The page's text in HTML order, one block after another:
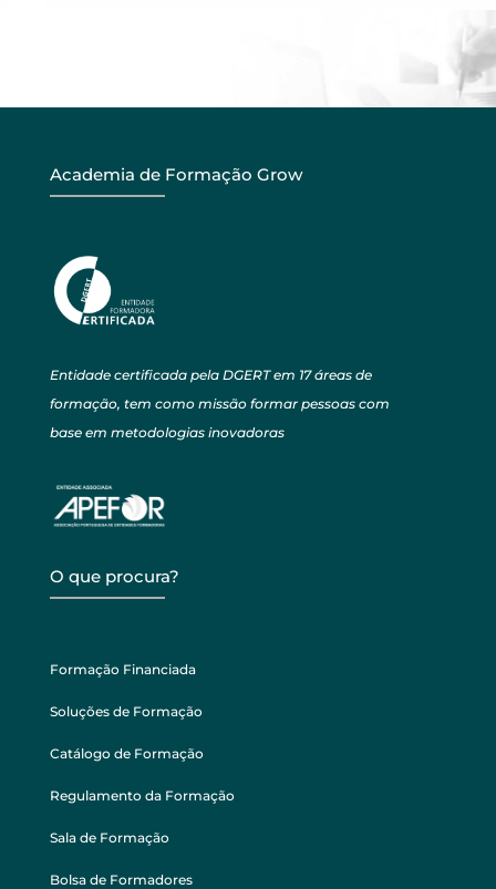
Academia de Formação Grow
Entidade certificada pela DGERT em 17 áreas de
formação, tem como missão formar pessoas com
base em metodologias inovadoras
O que procura?
Formação Financiada
Soluções de Formação
Catálogo de Formação
Regulamento da Formação
Sala de Formação
Bolsa de Formadores